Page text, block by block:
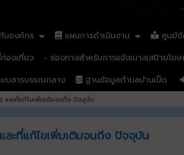
บองค์กร แผนการดำเนินงาน ศูนย์ข้
องเที่ยว
- ช่องทางสำหรับการแจ้งเบาะแสป้ายโ
บสารบรรณกลาง
ฐานข้อมูลตำบลบ้านเป็ด
ละที่แก้ไขเพิ่มเติมจนถึง ปัจจุบัน
ะที่แก้ไขเพิ่มเติมจนถึง ปัจจุบัน